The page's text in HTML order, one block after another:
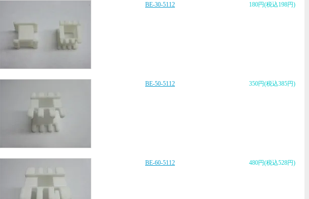
180円(税込198円)
BE-30-5112
350円(税込385円)
BE-50-5112
480円(税込528円)
BE-60-5112